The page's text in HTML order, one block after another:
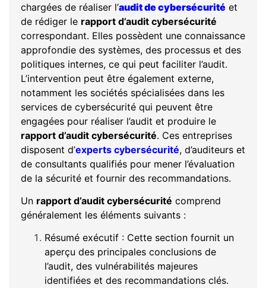
chargées de réaliser l’audit de cybersécurité et
de rédiger le rapport d’audit cybersécurité
correspondant. Elles possèdent une connaissance
approfondie des systèmes, des processus et des
politiques internes, ce qui peut faciliter l’audit.
L’intervention peut être également externe,
notamment les sociétés spécialisées dans les
services de cybersécurité qui peuvent être
engagées pour réaliser l’audit et produire le
rapport d’audit cybersécurité. Ces entreprises
disposent d’experts cybersécurité, d’auditeurs et
de consultants qualifiés pour mener l’évaluation
de la sécurité et fournir des recommandations.
Un rapport d’audit cybersécurité comprend
généralement les éléments suivants :
Résumé exécutif : Cette section fournit un
aperçu des principales conclusions de
l’audit, des vulnérabilités majeures
identifiées et des recommandations clés.